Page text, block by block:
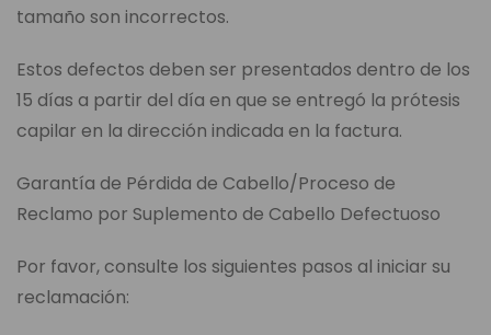
tamaño son incorrectos.
Estos defectos deben ser presentados dentro de los
15 días a partir del día en que se entregó la prótesis
capilar en la dirección indicada en la factura.
Garantía de Pérdida de Cabello/Proceso de
Reclamo por Suplemento de Cabello Defectuoso
Por favor, consulte los siguientes pasos al iniciar su
reclamación: